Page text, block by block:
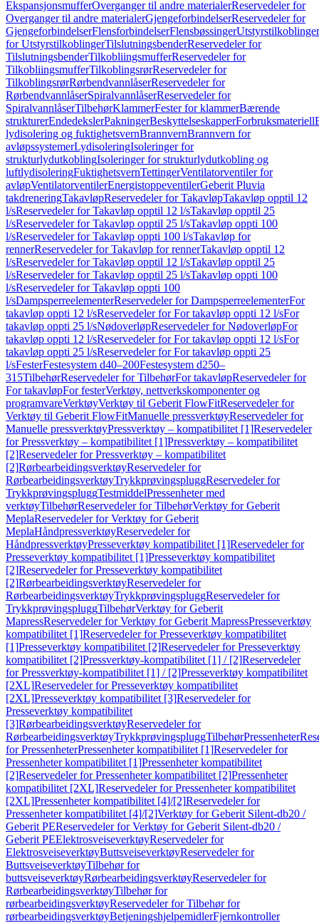
EkspansjonsmufferOverganger til andre materialerReservedeler for
Overganger til andre materialerGjengeforbindelserReservedeler for
GjengeforbindelserFlensforbindelserFlensbøssingerUtstyrstilkoblinger
for UtstyrstilkoblingerTilslutningsbenderReservedeler for
TilslutningsbenderTilkobliingsmufferReservedeler for
TilkobliingsmufferTilkoblingsrørReservedeler for
TilkoblingsrørRørbendvannlåserReservedeler for
RørbendvannlåserSpiralvannlåserReservedeler for
SpiralvannlåserTilbehørKlammerFester for klammerBærende
strukturerEndedekslerPakningerBeskyttelseskapperForbruksmateriell
lydisolering og fuktighetsvernBrannvernBrannvern for
avløpssystemerLydisoleringIsoleringer for
strukturlydutkoblingIsoleringer for strukturlydutkobling og
luftlydisoleringFuktighetsvernTettingerVentilatorventiler for
avløpVentilatorventilerEnergistoppeventilerGeberit Pluvia
takdreneringTakavløpReservedeler for TakavløpTakavløp opptil 12
l/sReservedeler for Takavløp opptil 12 l/sTakavløp opptil 25
l/sReservedeler for Takavløp opptil 25 l/sTakavløp oppti 100
l/sReservedeler for Takavløp oppti 100 l/sTakavløp for
rennerReservedeler for Takavløp for rennerTakavløp opptil 12
l/sReservedeler for Takavløp opptil 12 l/sTakavløp opptil 25
l/sReservedeler for Takavløp opptil 25 l/sTakavløp oppti 100
l/sReservedeler for Takavløp oppti 100
l/sDampsperreelementerReservedeler for DampsperreelementerFor
takavløp oppti 12 l/sReservedeler for For takavløp oppti 12 l/sFor
takavløp oppti 25 l/sNødoverløpReservedeler for NødoverløpFor
takavløp oppti 12 l/sReservedeler for For takavløp oppti 12 l/sFor
takavløp oppti 25 l/sReservedeler for For takavløp oppti 25
l/sFesterFestesystem d40–200Festesystem d250–
315TilbehørReservedeler for TilbehørFor takavløpReservedeler for
For takavløpFor festerVerktøy, nettverkskomponenter og
programvareVerktøyVerktøy til Geberit FlowFitReservedeler for
Verktøy til Geberit FlowFitManuelle pressverktøyReservedeler for
Manuelle pressverktøyPressverktøy – kompatibilitet [1]Reservedeler
for Pressverktøy – kompatibilitet [1]Pressverktøy – kompatibilitet
[2]Reservedeler for Pressverktøy – kompatibilitet
[2]RørbearbeidingsverktøyReservedeler for
RørbearbeidingsverktøyTrykkprøvingspluggReservedeler for
TrykkprøvingspluggTestmiddelPressenheter med
verktøyTilbehørReservedeler for TilbehørVerktøy for Geberit
MeplaReservedeler for Verktøy for Geberit
MeplaHåndpressverktøyReservedeler for
HåndpressverktøyPresseverktøy kompatibilitet [1]Reservedeler for
Presseverktøy kompatibilitet [1]Presseverktøy kompatibilitet
[2]Reservedeler for Presseverktøy kompatibilitet
[2]RørbearbeidingsverktøyReservedeler for
RørbearbeidingsverktøyTrykkprøvingspluggReservedeler for
TrykkprøvingspluggTilbehørVerktøy for Geberit
MapressReservedeler for Verktøy for Geberit MapressPresseverktøy
kompatibilitet [1]Reservedeler for Presseverktøy kompatibilitet
[1]Presseverktøy kompatibilitet [2]Reservedeler for Presseverktøy
kompatibilitet [2]Pressverktøy-kompatibilitet [1] / [2]Reservedeler
for Pressverktøy-kompatibilitet [1] / [2]Presseverktøy kompatibilitet
[2XL]Reservedeler for Presseverktøy kompatibilitet
[2XL]Presseverktøy kompatibilitet [3]Reservedeler for
Presseverktøy kompatibilitet
[3]RørbearbeidingsverktøyReservedeler for
RørbearbeidingsverktøyTrykkprøvingspluggTilbehørPressenheter
for PressenheterPressenheter kompatibilitet [1]Reservedeler for
Pressenheter kompatibilitet [1]Pressenheter kompatibilitet
[2]Reservedeler for Pressenheter kompatibilitet [2]Pressenheter
kompatibilitet [2XL]Reservedeler for Pressenheter kompatibilitet
[2XL]Pressenheter kompatibilitet [4]/[2]Reservedeler for
Pressenheter kompatibilitet [4]/[2]Verktøy for Geberit Silent-db20 /
Geberit PEReservedeler for Verktøy for Geberit Silent-db20 /
Geberit PEElektrosveiseverktøyReservedeler for
ElektrosveiseverktøyButtsveiseverktøyReservedeler for
ButtsveiseverktøyTilbehør for
buttsveiseverktøyRørbearbeidingsverktøyReservedeler for
RørbearbeidingsverktøyTilbehør for
rørbearbeidingsverktøyReservedeler for Tilbehør for
rørbearbeidingsverktøyBetjeningshjelpemidlerFjernkontroller